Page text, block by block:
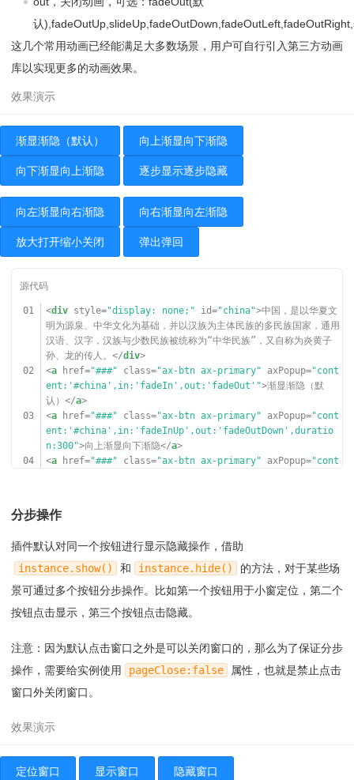
认
这几个常用动画已经能满足大多数场景，用户可自行引入第三方动画
库以实现更多的动画效果。
渐显渐隐（默认） 向上渐显向下渐隐
向下渐显向上渐隐 逐步显示逐步隐藏
向左渐显向右渐隐 向右渐显向左渐隐
放大打开缩小关闭 弹出弹回
01 <div style="display: none;" id="china">中国，是以华夏文
明为源泉、中华文化为基础，并以汉族为主体民族的多民族国家，通用
汉语、汉字，汉族与少数民族被统称为“中华民族”，又自称为炎黄子
孙、龙的传人。</div>
02
<a href="###" class="ax-btn ax-primary" axPopup="cont
ent:'#china',in:'fadeIn',out:'fadeOut'">渐显渐隐（默
认）</a>
03
<a href="###" class="ax-btn ax-primary" axPopup="cont
ent:'#china',in:'fadeInUp',out:'fadeOutDown',duratio
n:300">向上渐显向下渐隐</a>
04
<a href="###" class="ax-btn ax-primary" axPopup="cont
05
a
ent:'#china',in:'slideDown',out:'slideUp',duration:30
06
<div class="ax-break"></div>
07
<a href="###" class="ax-btn ax-primary" axPopup="cont
ion:300" >向左渐显向右渐隐</a
08
<a href ="###" class="ax-btn ax-primary"
ion:300"
>向右渐显向左渐隐</ a >
09
<a href ="###" class="ax-btn ax-primary" axPopup= "cont
ent:'#china',in:'scaleIn',out:'scaleOut',duration:30
0">放大打开缩小关闭</
10
< a href = "###"
00"
分步操作
插件默认对同一个按钮进行显示隐藏操作，借助
instance.show()
和 instance.hide()
的方法，对于某些场
景可通过多个按钮分步操作。比如第一个按钮用于小窗定位，第二个
按钮点击显示，第三个按钮点击隐藏。
注意：因为默认点击窗口之外是可以关闭窗口的，那么为了保证分步
操作，需要给实例使用
pageClose:false
属性，也就是禁止点击
窗口外关闭窗口。
定位窗口 显示窗口 隐藏窗口